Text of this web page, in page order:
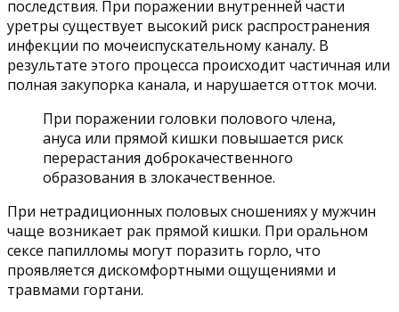
последствия. При поражении внутренней части
уретры существует высокий риск распространения
инфекции по мочеиспускательному каналу. В
результате этого процесса происходит частичная или
полная закупорка канала, и нарушается отток мочи.
При поражении головки полового члена,
ануса или прямой кишки повышается риск
перерастания доброкачественного
образования в злокачественное.
При нетрадиционных половых сношениях у мужчин
чаще возникает рак прямой кишки. При оральном
сексе папилломы могут поразить горло, что
проявляется дискомфортными ощущениями и
травмами гортани.